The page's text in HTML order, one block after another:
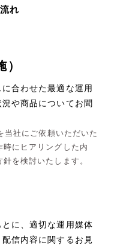
れ
）
合わせた最適な運用
や商品についてお聞
当社にご依頼いただいた
にヒアリングした内
を検討いたします。
に、適切な運用媒体
信内容に関するお見